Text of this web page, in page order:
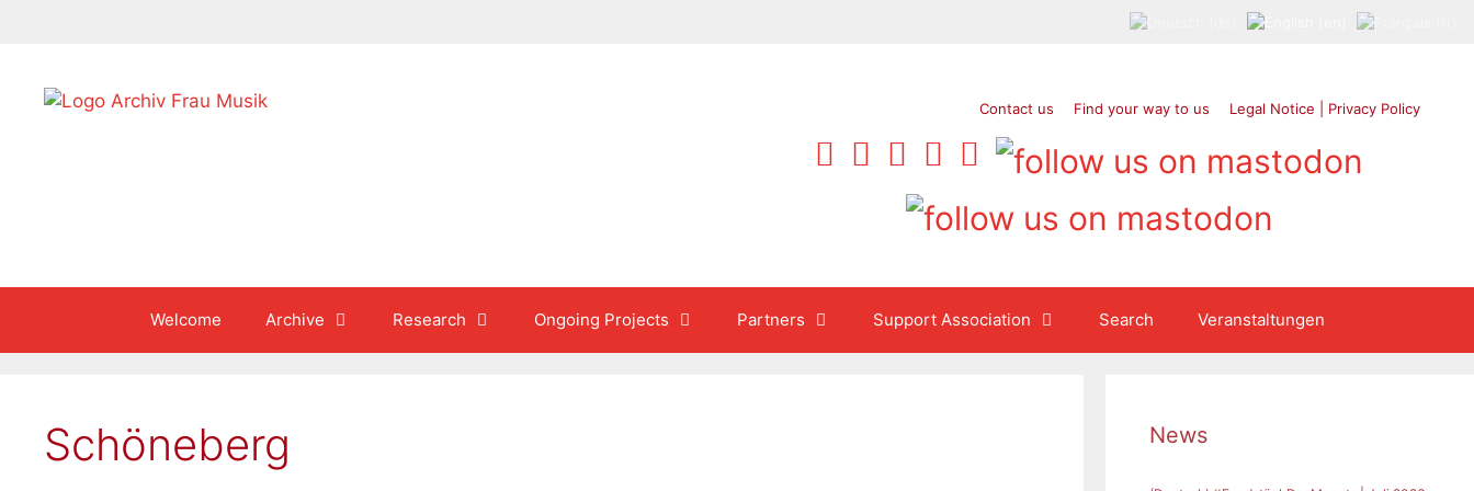
Contact us Find your way to us Legal Notice | Privacy Policy
Welcome Archive Research Ongoing Projects Partners Support Association Search Veranstaltungen
Schöneberg News